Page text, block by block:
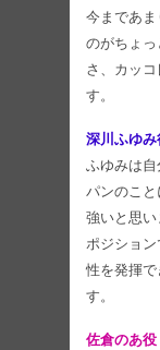
今まであ
のがちょ
さ、カッ
す。
深川ふゆみ
ふゆみは自
パンのこ
強いと思
ポジショ
性を発揮
す。
佐倉のあ役